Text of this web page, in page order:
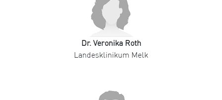
Dr. Veronika Roth
Landesklinikum Melk